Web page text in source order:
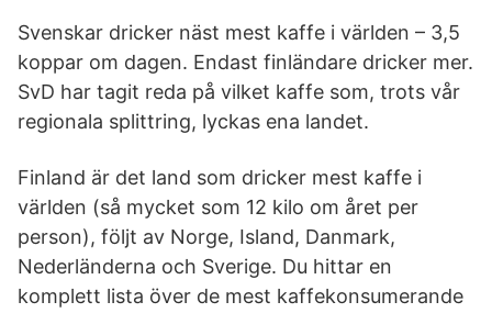
Svenskar dricker näst mest kaffe i världen – 3,5
koppar om dagen. Endast finländare dricker mer.
SvD har tagit reda på vilket kaffe som, trots vår
regionala splittring, lyckas ena landet.
Finland är det land som dricker mest kaffe i
världen (så mycket som 12 kilo om året per
person), följt av Norge, Island, Danmark,
Nederländerna och Sverige. Du hittar en
komplett lista över de mest kaffekonsumerande